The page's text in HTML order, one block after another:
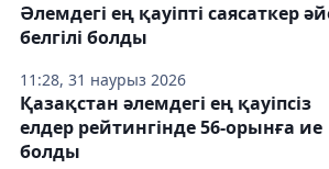
11:28, 31 наурыз 2026
Әлемдегі ең қауіпті саясаткер
белгілі болды
Қазақстан әлемдегі ең қауіпсіз
елдер рейтингінде 56-орынға ие
болды